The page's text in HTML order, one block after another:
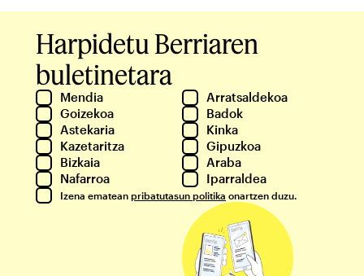
Harpidetu Berriaren
buletinetara
Mendia
Arratsaldekoa
Goizekoa
Badok
Astekaria
Kinka
Kazetaritza
Gipuzkoa
Bizkaia
Araba
Nafarroa
Iparraldea
Izena ematean pribatutasun politika onartzen duzu.